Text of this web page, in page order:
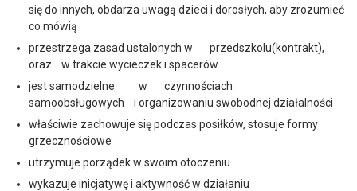
się do innych, obdarza uwagą dzieci i dorosłych, aby zrozumieć
co mówią
przestrzega zasad ustalonych w przedszkolu(kontrakt),
oraz w trakcie wycieczek i spacerów
jest samodzielne w czynnościach
samoobsługowych i organizowaniu swobodnej działalności
właściwie zachowuje się podczas posiłków, stosuje formy
grzecznościowe
utrzymuje porządek w swoim otoczeniu
wykazuje inicjatywę i aktywność w działaniu